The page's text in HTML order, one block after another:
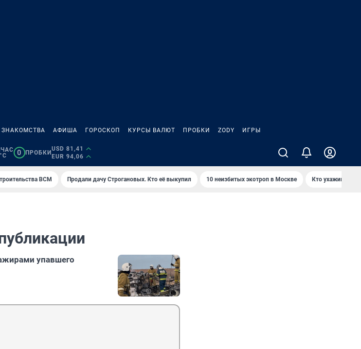
ЗНАКОМСТВА АФИША ГОРОСКОП КУРСЫ ВАЛЮТ ПРОБКИ ZODY ИГРЫ
0 ПРОБКИ
USD 81,41
EUR 94,06
ВСМ Продали дачу Строгановых. Кто её выкупил 10 неизбитых экотроп в Москве Кто ухаживает
упавшего